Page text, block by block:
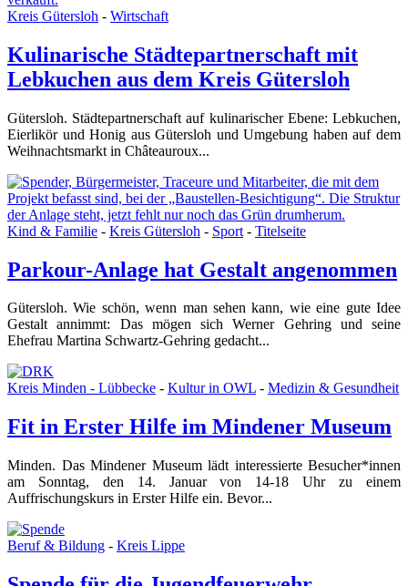
Kreis Gütersloh - Wirtschaft
Kulinarische Städtepartnerschaft mit
Lebkuchen aus dem Kreis Gütersloh
Gütersloh. Städtepartnerschaft auf kulinarischer Ebene: Lebkuchen,
Eierlikör und Honig aus Gütersloh und Umgebung haben auf dem
Weihnachtsmarkt in Châteauroux...
Kind & Familie - Kreis Gütersloh - Sport - Titelseite
Parkour-Anlage hat Gestalt angenommen
Gütersloh. Wie schön, wenn man sehen kann, wie eine gute Idee
Gestalt annimmt: Das mögen sich Werner Gehring und seine
Ehefrau Martina Schwartz-Gehring gedacht...
Kreis Minden - Lübbecke - Kultur in OWL - Medizin & Gesundheit
Fit in Erster Hilfe im Mindener Museum
Minden. Das Mindener Museum lädt interessierte Besucher*innen
am Sonntag, den 14. Januar von 14-18 Uhr zu einem
Auffrischungskurs in Erster Hilfe ein. Bevor...
Beruf & Bildung - Kreis Lippe